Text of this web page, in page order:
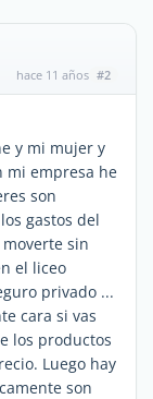
hace 11 años #2
y mi mujer y
mi empresa he
son
gastos del
sin
el liceo
privado ...
cara si vas
los productos
Luego hay
son